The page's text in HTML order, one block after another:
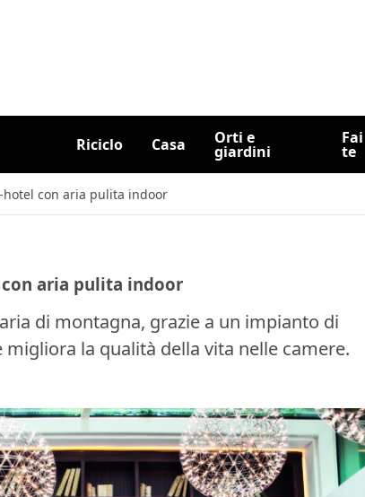
Riciclo Casa Orti e
giardini te
hotel con aria pulita indoor
aria pulita indoor
di montagna, grazie a un impianto di
la qualità della vita nelle camere.